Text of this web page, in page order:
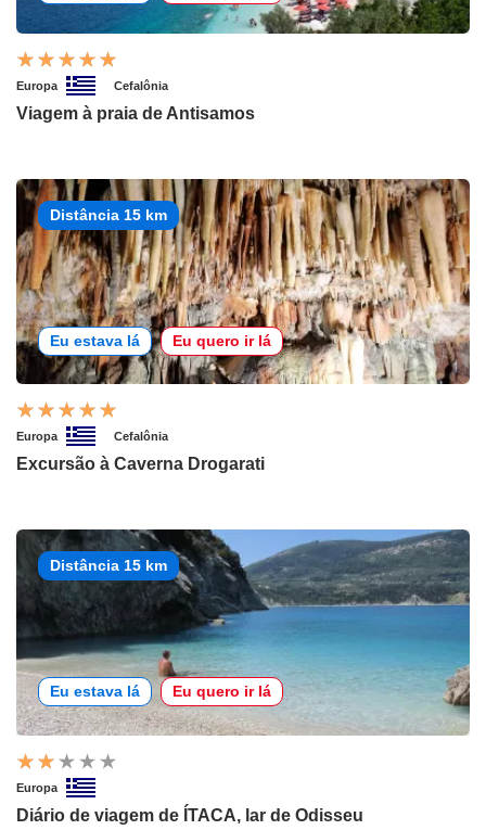
Europa Cefalônia
Viagem à praia de Antisamos
Distância 15 km
Eu estava lá Eu quero ir lá
Europa Cefalônia
Excursão à Caverna Drogarati
Distância 15 km
Eu estava lá Eu quero ir lá
Europa
Diário de viagem de ÍTACA, lar de Odisseu